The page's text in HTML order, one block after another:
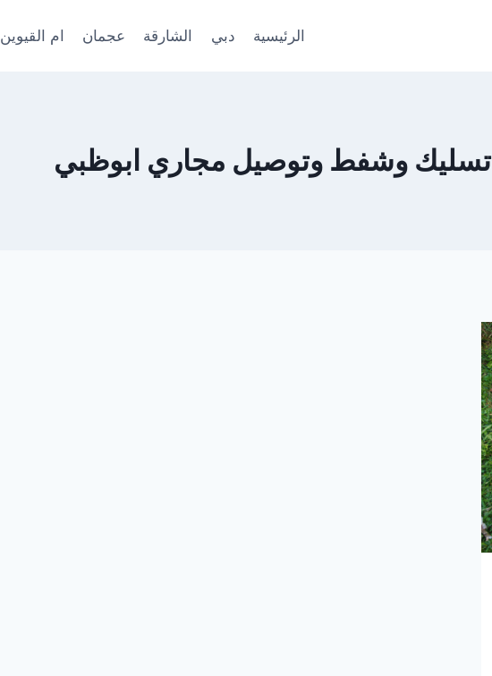
الرئيسية دبي الشارقة عجمان ام القيوين
تسليك وشفط وتوصيل مجاري ابوظبي